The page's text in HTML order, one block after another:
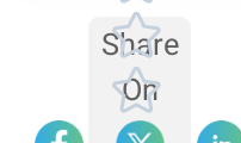
Share
On